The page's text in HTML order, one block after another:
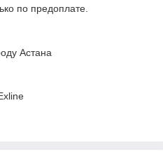
по предоплате.
Астана